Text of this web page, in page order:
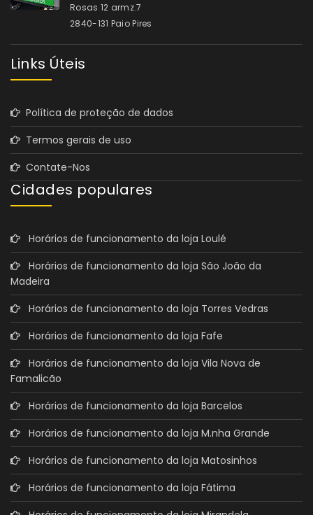
Rosas 12 armz.7
2840-131 Paio Pires
Links Úteis
Política de proteção de dados
Termos gerais de uso
Contate-Nos
Cidades populares
Horários de funcionamento da loja Loulé
Horários de funcionamento da loja São João da
Madeira
Horários de funcionamento da loja Torres Vedras
Horários de funcionamento da loja Fafe
Horários de funcionamento da loja Vila Nova de
Famalicão
Horários de funcionamento da loja Barcelos
Horários de funcionamento da loja M.nha Grande
Horários de funcionamento da loja Matosinhos
Horários de funcionamento da loja Fátima